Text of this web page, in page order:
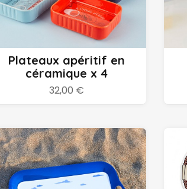
Ajouter au panier
Plateaux apéritif en
céramique x 4
32,00 €